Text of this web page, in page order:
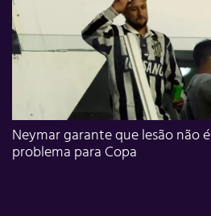
Neymar garante que lesão não é
problema para Copa